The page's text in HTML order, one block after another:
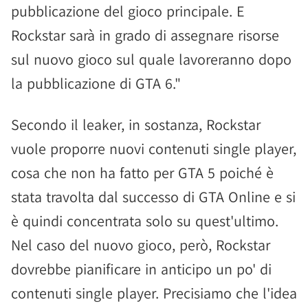
pubblicazione del gioco principale. E
Rockstar sarà in grado di assegnare risorse
sul nuovo gioco sul quale lavoreranno dopo
la pubblicazione di GTA 6."
Secondo il leaker, in sostanza, Rockstar
vuole proporre nuovi contenuti single player,
cosa che non ha fatto per GTA 5 poiché è
stata travolta dal successo di GTA Online e si
è quindi concentrata solo su quest'ultimo.
Nel caso del nuovo gioco, però, Rockstar
dovrebbe pianificare in anticipo un po' di
contenuti single player. Precisiamo che l'idea